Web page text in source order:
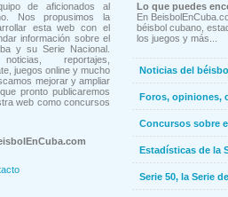
de aficionados al
Nos propusimos la
esta web con el
información sobre el
y su Serie Nacional.
reportajes,
juegos online y mucho
mejorar y ampliar
pronto publicaremos
web como concursos
Lo que puedes
En
béisbol cubano,
los juegos y más...
Noticias del
Foros, opiniones,
Concursos sobre
Estadísticas de la
Serie 50, la Serie